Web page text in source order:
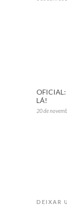
OFICIAL:
LÁ!
20 de
DEIXAR